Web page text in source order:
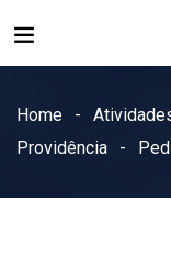
Home
Providência